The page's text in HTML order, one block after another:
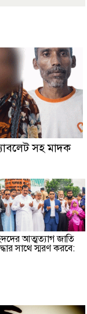
সহ মাদক
আত্মত্যাগ জাতি
সাথে স্মরণ করবে: